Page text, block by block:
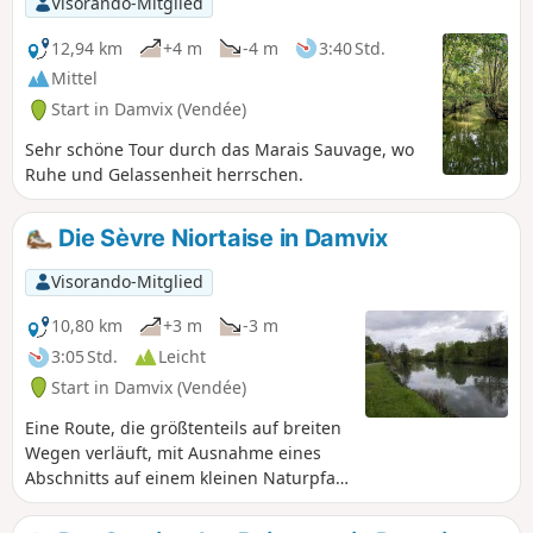
12,94 km
+4 m -4 m
3:40 Std.
Mittel
Start in Damvix (Vendée)
Sehr schöne Tour durch das Marais Sauvage, wo
Ruhe und Gelassenheit herrschen.
Die Sèvre Niortaise in Damvix
Visorando-Mitglied
10,80 km
+3 m
-3 m
3:05 Std.
Leicht
Start in Damvix (Vendée)
Eine Route, die größtenteils auf breiten
Wegen verläuft, mit Ausnahme eines
Abschnitts auf einem kleinen Naturpfad
und der Rückweg am Ufer der Sèvre
Niortaise entlang.